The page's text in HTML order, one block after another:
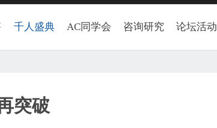
千人盛典 AC同学会 咨询研究 论坛活动
突破